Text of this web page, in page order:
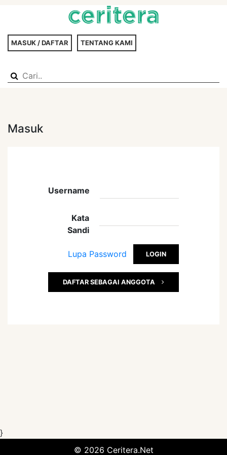
MASUK / DAFTAR TENTANG KAMI
Masuk
Username
Kata
Sandi
Lupa Password
DAFTAR SEBAGAI ANGGOTA
}
© 2026 Ceritera.Net